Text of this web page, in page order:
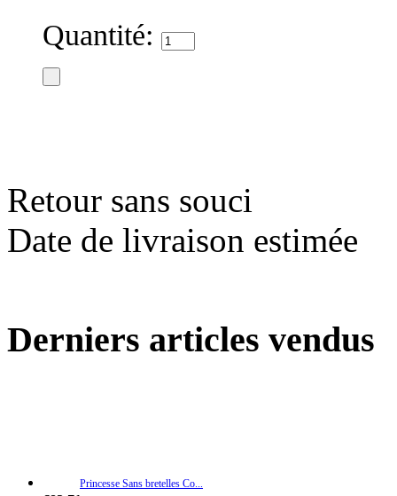
Quantité:
Retour sans souci
Date de livraison estimée
Derniers articles vendus
Princesse Sans bretelles Co...